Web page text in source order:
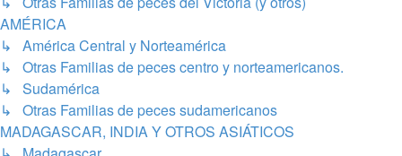
AMÉRICA
↳ América Central y Norteamérica
↳ Otras Familias de peces centro y norteamericanos.
↳ Sudamérica
↳ Otras Familias de peces sudamericanos
MADAGASCAR, INDIA Y OTROS ASIÁTICOS